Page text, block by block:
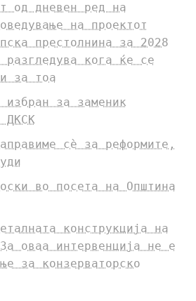
од дневен ред на
на проектот
престолнина за 2028
кога ќе се
за тоа
избран за заменик
ДКСК
сè за реформите,
во посета на Општина
конструкција на
оваа интервенција не е
за конзерваторско